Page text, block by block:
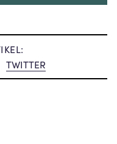
TWITTER